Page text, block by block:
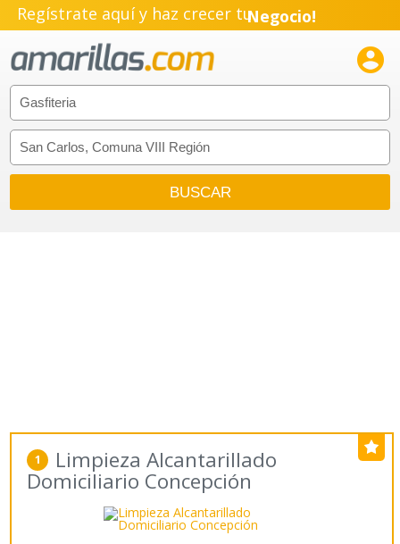
Regístrate aquí y haz crecer tuNegocio!
Emprendimiento!

1 Limpieza Alcantarillado
Domiciliario Concepción